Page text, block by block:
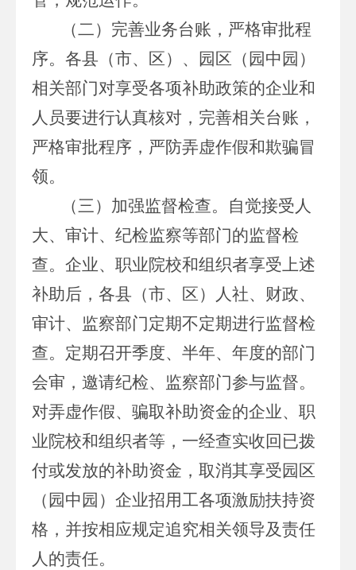
（二）完善业务台账，严格审批程
序。各县（市、区）、园区（园中园）
相关部门对享受各项补助政策的企业和
人员要进行认真核对，完善相关台账，
严格审批程序，严防弄虚作假和欺骗冒
领。
（三）加强监督检查。自觉接受人
大、审计、纪检监察等部门的监督检
查。企业、职业院校和组织者享受上述
补助后，各县（市、区）人社、财政、
审计、监察部门定期不定期进行监督检
查。定期召开季度、半年、年度的部门
会审，邀请纪检、监察部门参与监督。
对弄虚作假、骗取补助资金的企业、职
业院校和组织者等，一经查实收回已拨
付或发放的补助资金，取消其享受园区
（园中园）企业招用工各项激励扶持资
格，并按相应规定追究相关领导及责任
人的责任。